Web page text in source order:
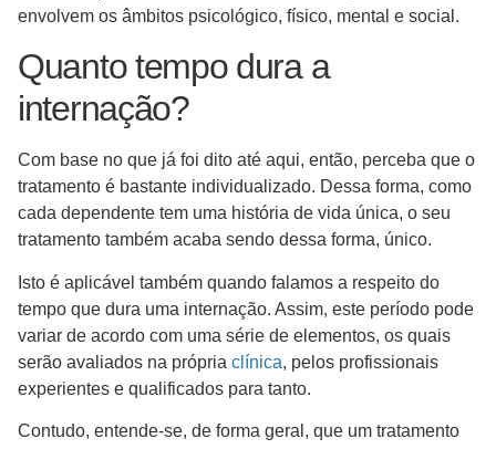
envolvem os âmbitos psicológico, físico, mental e social.
Quanto tempo dura a
internação?
Com base no que já foi dito até aqui, então, perceba que o
tratamento é bastante individualizado. Dessa forma, como
cada dependente tem uma história de vida única, o seu
tratamento também acaba sendo dessa forma, único.
Isto é aplicável também quando falamos a respeito do
tempo que dura uma internação. Assim, este período pode
variar de acordo com uma série de elementos, os quais
serão avaliados na própria clínica, pelos profissionais
experientes e qualificados para tanto.
Contudo, entende-se, de forma geral, que um tratamento